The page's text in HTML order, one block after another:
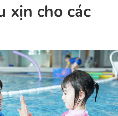
xịn cho các